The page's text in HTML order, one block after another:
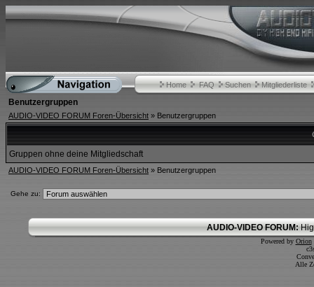
Home FAQ Suchen Mitgliederliste
Benutzergruppen
AUDIO-VIDEO FORUM Foren-Übersicht » Benutzergruppen
Gruppen ohne deine Mitgliedschaft
AUDIO-VIDEO FORUM Foren-Übersicht » Benutzergruppen
Gehe zu:
AUDIO-VIDEO FORUM:
Powered by Orion
Alle